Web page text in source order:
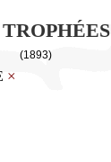
(1893)
×